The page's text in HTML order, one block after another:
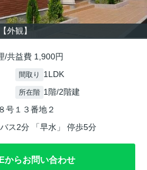
【外観】
/共益費 1,900円
間取り 1LDK
所在階 1階/2階建
号１３番地２
バス2分 「早水」 停歩5分
からお問い合わせ